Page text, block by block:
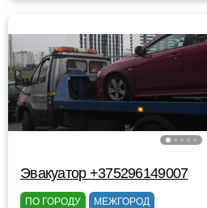
Эвакуатор +375296149007
ПО ГОРОДУ МЕЖГОРОД